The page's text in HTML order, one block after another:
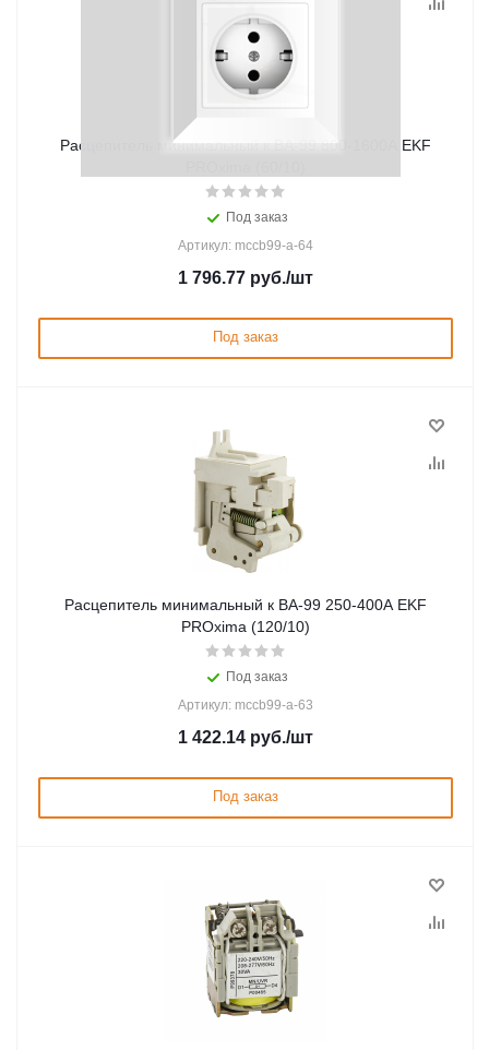
Расцепитель минимальный к ВА-99 800-1600А EKF
Под заказ
Артикул: mccb99-a-64
1 796.77 руб./шт
Под заказ
Расцепитель минимальный к ВА-99 250-400А EKF
PROxima (120/10)
Под заказ
Артикул: mccb99-a-63
1 422.14 руб./шт
Под заказ